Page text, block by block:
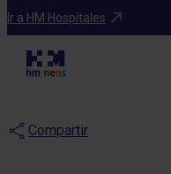
Ir a HM Hospitales
Blog
El
saludable a
Compartir